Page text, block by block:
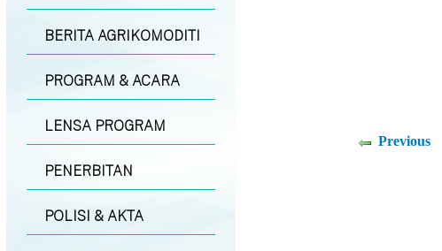
BERITA AGRIKOMODITI
PROGRAM & ACARA
LENSA PROGRAM
PENERBITAN
POLISI & AKTA
Previous